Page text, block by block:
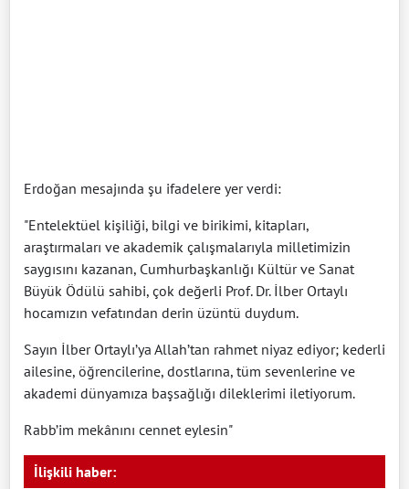
Erdoğan mesajında şu ifadelere yer verdi:
"Entelektüel kişiliği, bilgi ve birikimi, kitapları,
araştırmaları ve akademik çalışmalarıyla milletimizin
saygısını kazanan, Cumhurbaşkanlığı Kültür ve Sanat
Büyük Ödülü sahibi, çok değerli Prof. Dr. İlber Ortaylı
hocamızın vefatından derin üzüntü duydum.
Sayın İlber Ortaylı’ya Allah’tan rahmet niyaz ediyor; kederli
ailesine, öğrencilerine, dostlarına, tüm sevenlerine ve
akademi dünyamıza başsağlığı dileklerimi iletiyorum.
Rabb’im mekânını cennet eylesin"
İlişkili haber: